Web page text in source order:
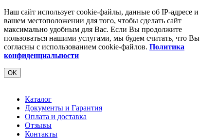
Наш сайт использует cookie-файлы, данные об IP-адресе и
вашем местоположении для того, чтобы сделать сайт
максимально удобным для Вас. Если Вы продолжите
пользоваться нашими услугами, мы будем считать, что Вы
согласны с использованием cookie-файлов. Политика
конфиденциальности
OK
Каталог
Документы и Гарантия
Оплата и доставка
Отзывы
Контакты